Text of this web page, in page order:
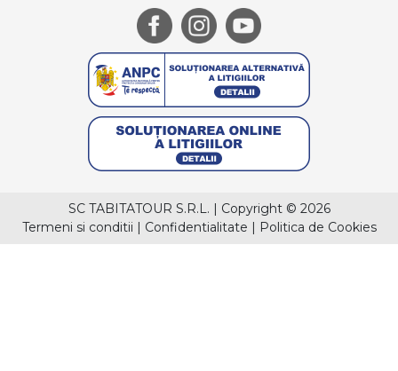
SC TABITATOUR S.R.L. | Copyright © 2026
Termeni si conditii | Confidentialitate | Politica de Cookies